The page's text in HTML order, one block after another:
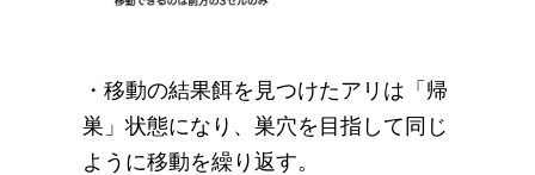
・移動の結果餌を見つけたアリは「帰
巣」状態になり、巣穴を目指して同じ
ように移動を繰り返す。